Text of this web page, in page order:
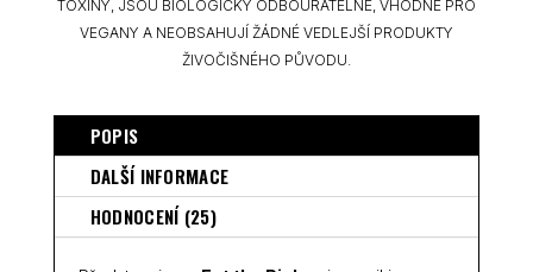
TOXINY, JSOU BIOLOGICKY ODBOURATELNÉ, VHODNÉ PRO
VEGANY A NEOBSAHUJÍ ŽÁDNÉ VEDLEJŠÍ PRODUKTY
ŽIVOČIŠNÉHO PŮVODU.
POPIS
DALŠÍ INFORMACE
HODNOCENÍ (25)